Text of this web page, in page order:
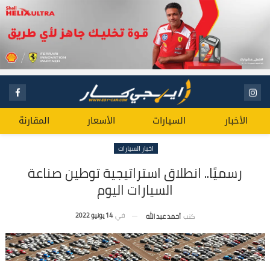
الأخبار السيارات الأسعار المقارنة
اخبار السيارات
رسميًا.. انطلاق استراتيجية توطين صناعة
السيارات اليوم
كتب أحمد عبد الله في 14 يونيو 2022